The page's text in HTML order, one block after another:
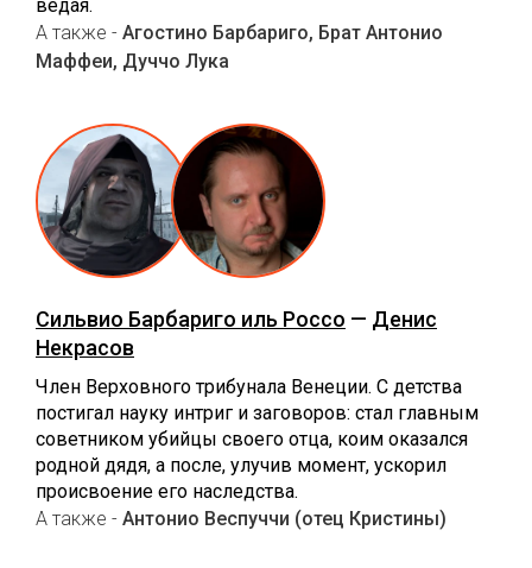
ведая.
А также - Агостино Барбариго, Брат Антонио
Маффеи, Дуччо Лука
Сильвио Барбариго иль Россо — Денис
Некрасов
Член Верховного трибунала Венеции. С детства
постигал науку интриг и заговоров: стал главным
советником убийцы своего отца, коим оказался
родной дядя, а после, улучив момент, ускорил
происвоение его наследства.
А также - Антонио Веспуччи (отец Кристины)